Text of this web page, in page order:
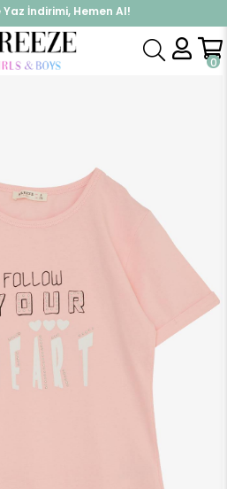
İndirimi, Hemen Al!
İndirimi Kap, Hemen Üye Ol!
0
Tişört